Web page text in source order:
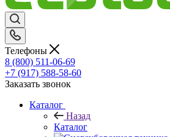
Телефоны
8 (800) 511-06-69
+7 (917) 588-58-60
Заказать звонок
Каталог
Назад
Каталог